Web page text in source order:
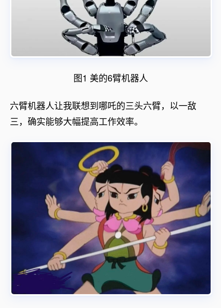
图1 美的6臂机器人
六臂机器人让我联想到哪吒的三头六臂，以一敌
三，确实能够大幅提高工作效率。